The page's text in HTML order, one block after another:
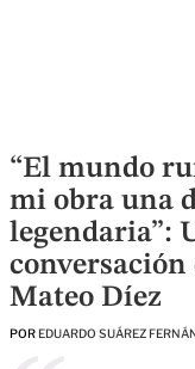
“El mundo
mi obra una
legendaria”:
Mateo Díez
POR EDUARDO SUÁREZ